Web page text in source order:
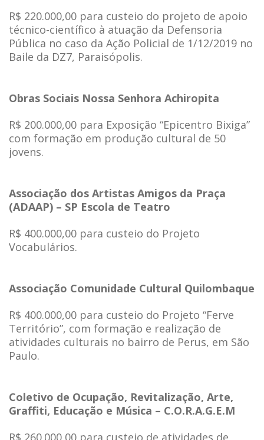
R$ 220.000,00 para custeio do projeto de apoio
técnico-científico à atuação da Defensoria
Pública no caso da Ação Policial de 1/12/2019 no
Baile da DZ7, Paraisópolis.
Obras Sociais Nossa Senhora Achiropita
R$ 200.000,00 para Exposição “Epicentro Bixiga”
com formação em produção cultural de 50
jovens.
Associação dos Artistas Amigos da Praça
(ADAAP) – SP Escola de Teatro
R$ 400.000,00 para custeio do Projeto
Vocabulários.
Associação Comunidade Cultural Quilombaque
R$ 400.000,00 para custeio do Projeto “Ferve
Território”, com formação e realização de
atividades culturais no bairro de Perus, em São
Paulo.
Coletivo de Ocupação, Revitalização, Arte,
Graffiti, Educação e Música – C.O.R.A.G.E.M
R$ 260.000,00 para custeio de atividades de